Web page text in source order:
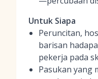
Untuk Siapa
Peruncitan,
barisan
pekerja pada
Pasukan yang